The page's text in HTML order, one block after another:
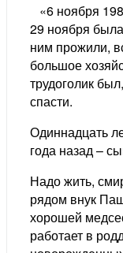
«6 ноября
29 ноября
ним прожили,
большое
трудоголик
спасти.
Одиннадцать
года назад –
Надо жить,
рядом внук
хорошей
работает в